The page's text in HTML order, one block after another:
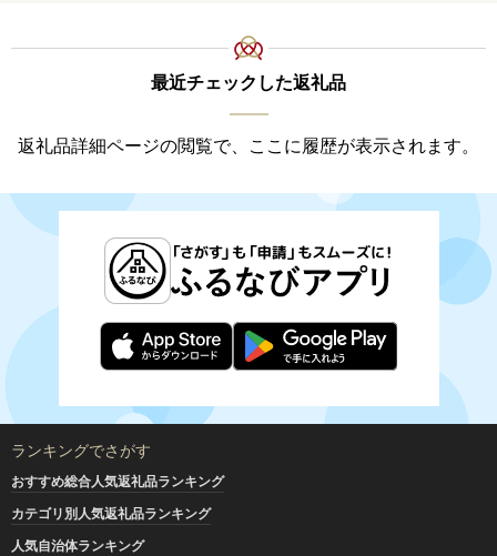
最近チェックした返礼品
返礼品詳細ページの閲覧で、ここに履歴が表示されます。
ランキングでさがす
おすすめ総合人気返礼品ランキング
カテゴリ別人気返礼品ランキング
人気自治体ランキング